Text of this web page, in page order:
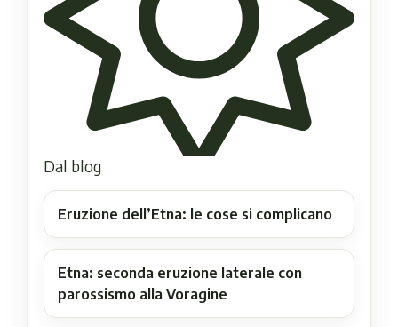
Dal blog
Eruzione dell’Etna: le cose si complicano
Etna: seconda eruzione laterale con
parossismo alla Voragine